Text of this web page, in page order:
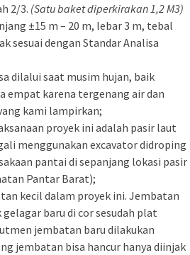
2/3. (Satu baket diperkirakan 1,2 M3)
±15 m – 20 m, lebar 3 m, tebal
sesuai dengan Standar Analisa
dilalui saat musim hujan, baik
empat karena tergenang air dan
kami lampirkan;
proyek ini adalah pasir laut
menggunakan excavator didroping
pantai di sepanjang lokasi pasir
Pantar Barat);
kecil dalam proyek ini. Jembatan
baru di cor sesudah plat
jembatan baru dilakukan
jembatan bisa hancur hanya diinjak